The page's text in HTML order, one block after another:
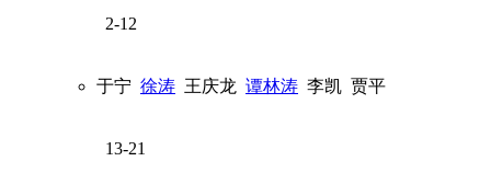
2-12
于宁 徐涛 王庆龙 谭林涛 李凯 贾平
13-21